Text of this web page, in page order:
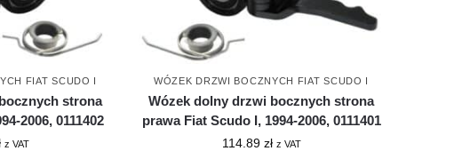
FIAT SCUDO I
strona
2006, 0111402
z VAT
WÓZEK DRZWI BOCZNYCH FIAT SCUDO I
Wózek dolny drzwi bocznych strona
prawa Fiat Scudo I, 1994-2006, 0111401
114.89 zł z VAT